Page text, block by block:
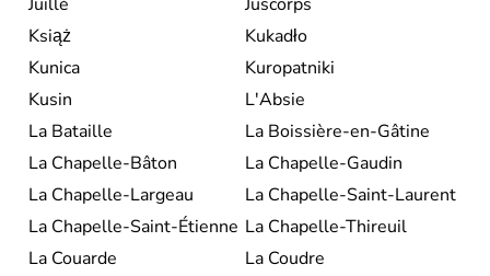
Książ
Kukadło
Kunica
Kuropatniki
Kusin
L'Absie
La Bataille
La Boissière-en-Gâtine
La Chapelle-Bâton
La Chapelle-Gaudin
La Chapelle-Largeau
La Chapelle-Saint-Laurent
La Chapelle-Saint-Étienne La Chapelle-Thireuil
La Couarde
La Coudre